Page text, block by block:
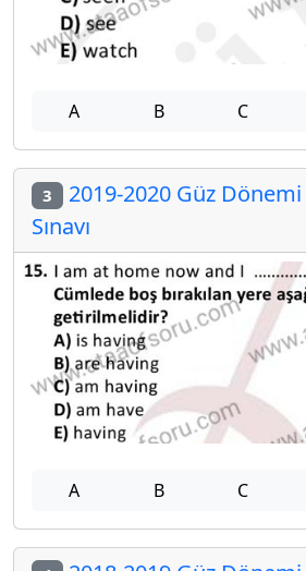
A B C
3 2019-2020 Güz
Sınavı
A B C